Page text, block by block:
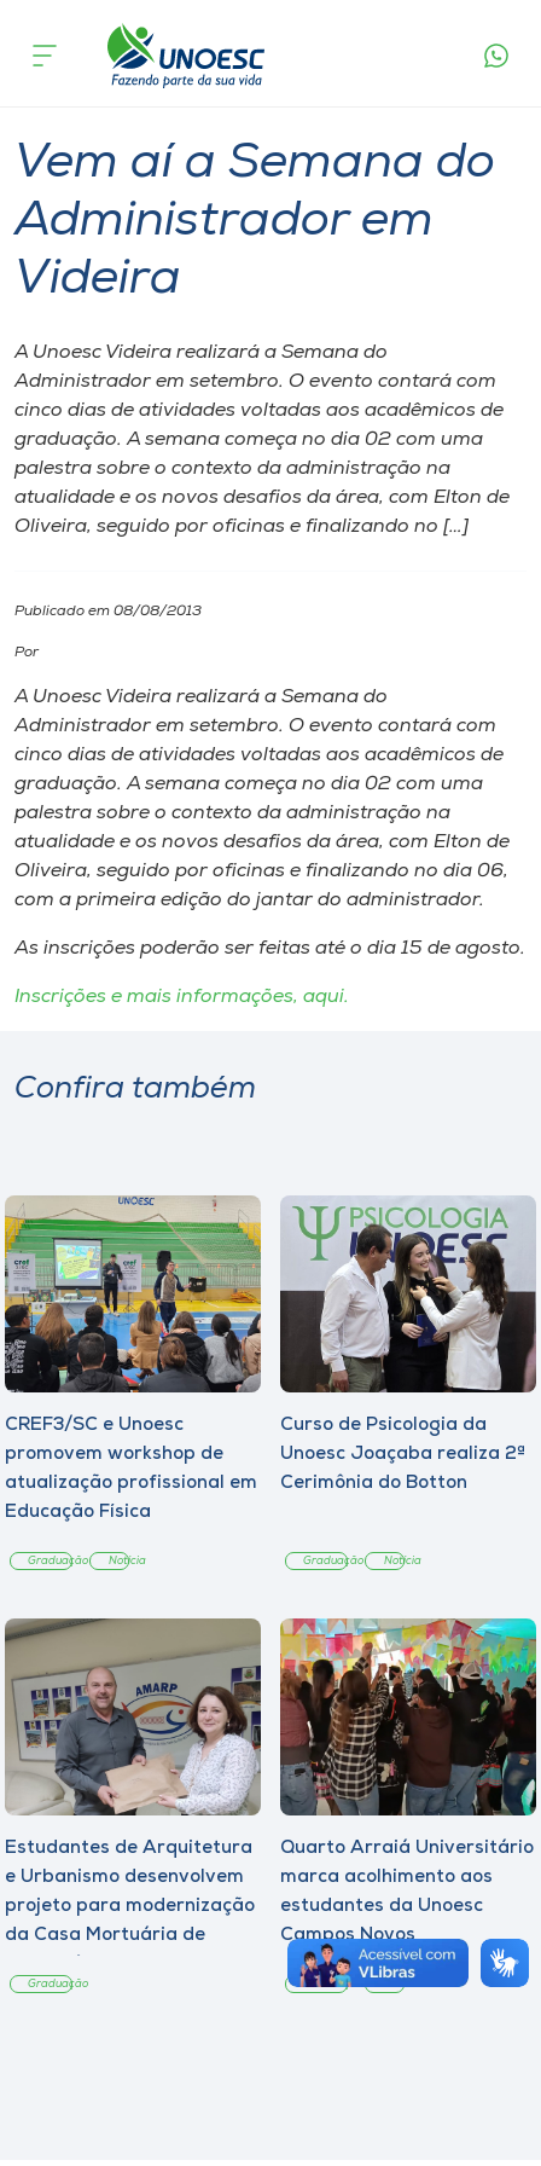
Cursos
Pesquisa
Atendimento ao Estudante
Portal de Ensino
A
Unoesc
Internacionalização
Cultura
CPA
Biblioteca
Editora
Museu
Store
Selecione
o idioma
acontece
Vem aí a Semana do
Administrador em
Videira
A Unoesc Videira realizará a Semana do
Administrador em setembro. O evento contará com
cinco dias de atividades voltadas aos acadêmicos de
graduação. A semana começa no dia 02 com uma
palestra sobre o contexto da administração na
atualidade e os novos desafios da área, com Elton de
Oliveira, seguido por oficinas e finalizando no […]
Publicado em 08/08/2013
Por
A Unoesc Videira realizará a Semana do
Administrador em setembro. O evento contará com
cinco dias de atividades voltadas aos acadêmicos de
graduação. A semana começa no dia 02 com uma
palestra sobre o contexto da administração na
atualidade e os novos desafios da área, com Elton de
Oliveira, seguido por oficinas e finalizando no dia 06,
com a primeira edição do jantar do administrador.
As inscrições poderão ser feitas até o dia 15 de agosto.
Inscrições e mais informações, aqui.
Confira também
CREF3/SC e Unoesc
promovem workshop de
atualização profissional em
Educação Física
Graduação Notícia
Curso de Psicologia da
Unoesc Joaçaba realiza 2ª
Cerimônia do Botton
Graduação Notícia
Estudantes de Arquitetura
e Urbanismo desenvolvem
projeto para modernização
da Casa Mortuária de
Graduação
Quarto Arraiá Universitário
marca acolhimento aos
estudantes da Unoesc
Campos Novos
Graduação